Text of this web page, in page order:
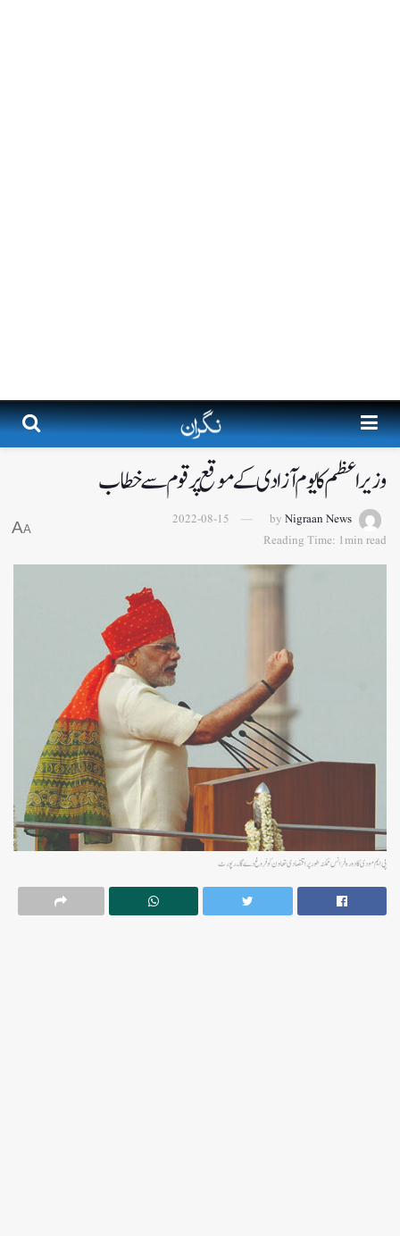
وزیر اعظم کا یوم آزادی کے موقع پر قوم سے خطاب
by Nigraan News
2022-08-15
Reading Time: 1min read
A
A
پی ایم مودی کا دورہ فرانس ممکنہ طور پر اقتصادی تعاون کو فروغ دے گا ۔ رپورٹ